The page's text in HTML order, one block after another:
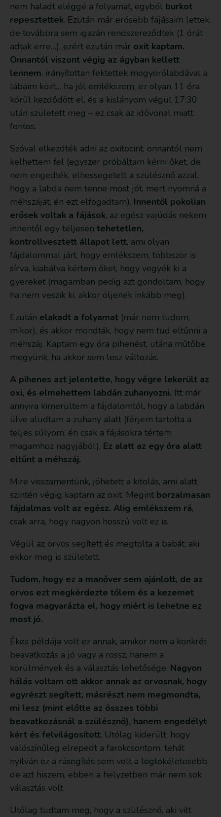
nem haladt eléggé a folyamat, egyből burkot
repesztettek. Ezután már erősebb fájásaim lettek,
de továbbra sem igazán rendszereződtek (1 órát
adtak erre…), ezért ezután már oxit kaptam.
Onnantól viszont végig az ágyban kellett
lennem, irányítottan fektettek mogyorólabdával a
lábaim közt… ha jól emlékszem, ez olyan 11 óra
körül kezdődött el, és a kislányom végül 17:30
után született meg – ez csak az idővonal miatt
fontos.
Szóval elkezdték adni az oxitocint, onnantól nem
kelhettem fel (egyszer próbáltam kérni őket, de
nem engedték, elhessegetett a szülésznő azzal,
hogy a labda nem tenne most jót, mert nyomná a
méhszájat, én ezt elfogadtam). Innentől pokolian
erősek voltak a fájások, az egész vajúdás nekem
innentől egy teljesen tehetetlen,
kontrollvesztett állapot lett, ami olyan
fájdalommal járt, hogy emlékszem, többször is
sírva, kiabálva kértem őket, hogy vegyék ki a
gyereket (magamban pedig azt gondoltam, hogy
ha nem veszik ki, akkor öljenek inkább meg).
Ezután elakadt a folyamat (már nem tudom,
mikor), és akkor mondták, hogy nem tud eltűnni a
méhszáj. Kaptam egy óra pihenést, utána műtőbe
megyünk, ha akkor sem lesz változás.
A pihenes azt jelentette, hogy végre lekerült az
oxi, és elmehettem labdán zuhanyozni. Itt már
annyira kimerültem a fájdalomtól, hogy a labdán
ülve aludtam a zuhany alatt (férjem tartotta a
teljes súlyom, én csak a fájásokra tértem
magamhoz nagyjából). Ez alatt az egy óra alatt
eltűnt a méhszáj.
Mire visszamentünk, jöhetett a kitolás, ami alatt
szintén végig kaptam az oxit. Megint borzalmasan
fájdalmas volt az egész. Alig emlékszem rá,
csak arra, hogy nagyon hosszú volt ez is.
Végül az orvos segített és megtolta a babát, aki
ekkor meg is született.
Tudom, hogy ez a manőver sem ajánlott, de az
orvos ezt megkérdezte tőlem és a kezemet
fogva magyarázta el, hogy miért is lehetne ez
most jó.
Ékes példája volt ez annak, amikor nem a konkrét
beavatkozás a jó vagy a rossz, hanem a
körülmények és a választás lehetősége. Nagyon
hálás voltam ott akkor annak az orvosnak, hogy
egyrészt segített, másrészt nem megmondta,
mi lesz (mint előtte az összes többi
beavatkozásnál a szülésznő), hanem engedélyt
kért és felvilágosított. Utólag kiderült, hogy
valószínűleg elrepedt a farokcsontom, tehát
nyilván ez a rásegítés sem volt a legtökéletesebb,
de azt hiszem, ebben a helyzetben már nem sok
választás volt.
Utólag tudtam meg, hogy a szülésznő, aki vitt